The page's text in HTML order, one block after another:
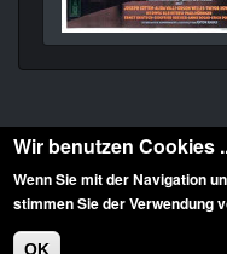
Diese Website ist urheberrechtlich
Rechte vorbehalten.
Wir benutzen Cookies
Wenn Sie mit der Navigation
stimmen Sie der Verwendung
OK